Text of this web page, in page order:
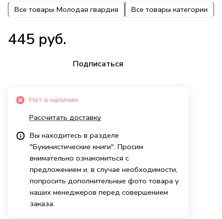
Все товары Молодая гвардия Все товары категории
445 руб.
Подписаться
Нет в наличии
Рассчитать доставку
Вы находитесь в разделе
"Букинистические книги". Просим
внимательно ознакомиться с
предложением и, в случае необходимости,
попросить дополнительные фото товара у
наших менеджеров перед совершением
заказа.